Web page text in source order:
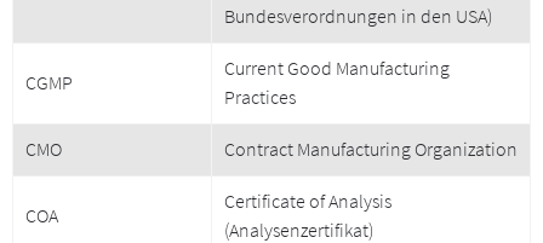
Bundesverordnungen in den USA)
CGMP
Current Good Manufacturing
Practices
CMO Contract Manufacturing Organization
COA
Certificate of Analysis
(Analysenzertifikat)